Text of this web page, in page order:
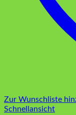
Zur Wunschliste
Schnellansicht